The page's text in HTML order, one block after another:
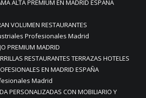
ALTA PREMIUM EN MADRID ESPAÑA
VOLUMEN RESTAURANTES
Profesionales Madrid
PREMIUM MADRID
RESTAURANTES TERRAZAS HOTELES
EN MADRID ESPAÑA
Madrid
PERSONALIZADAS CON MOBILIARIO Y